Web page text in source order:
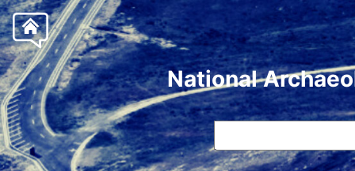
National